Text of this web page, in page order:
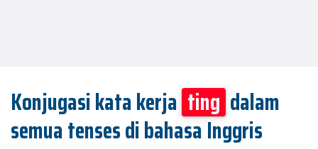
Konjugasi kata kerja ting dalam
semua tenses di bahasa Inggris